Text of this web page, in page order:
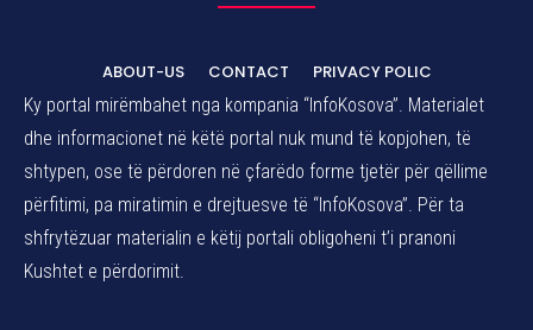
ABOUT-US CONTACT
PRIVACY POLIC
Ky portal mirëmbahet nga kompania “InfoKosova”. Materialet
dhe informacionet në këtë portal nuk mund të kopjohen, të
shtypen, ose të përdoren në çfarëdo forme tjetër për qëllime
përfitimi, pa miratimin e drejtuesve të “InfoKosova”. Për ta
shfrytëzuar materialin e këtij portali obligoheni t’i pranoni
Kushtet e përdorimit.